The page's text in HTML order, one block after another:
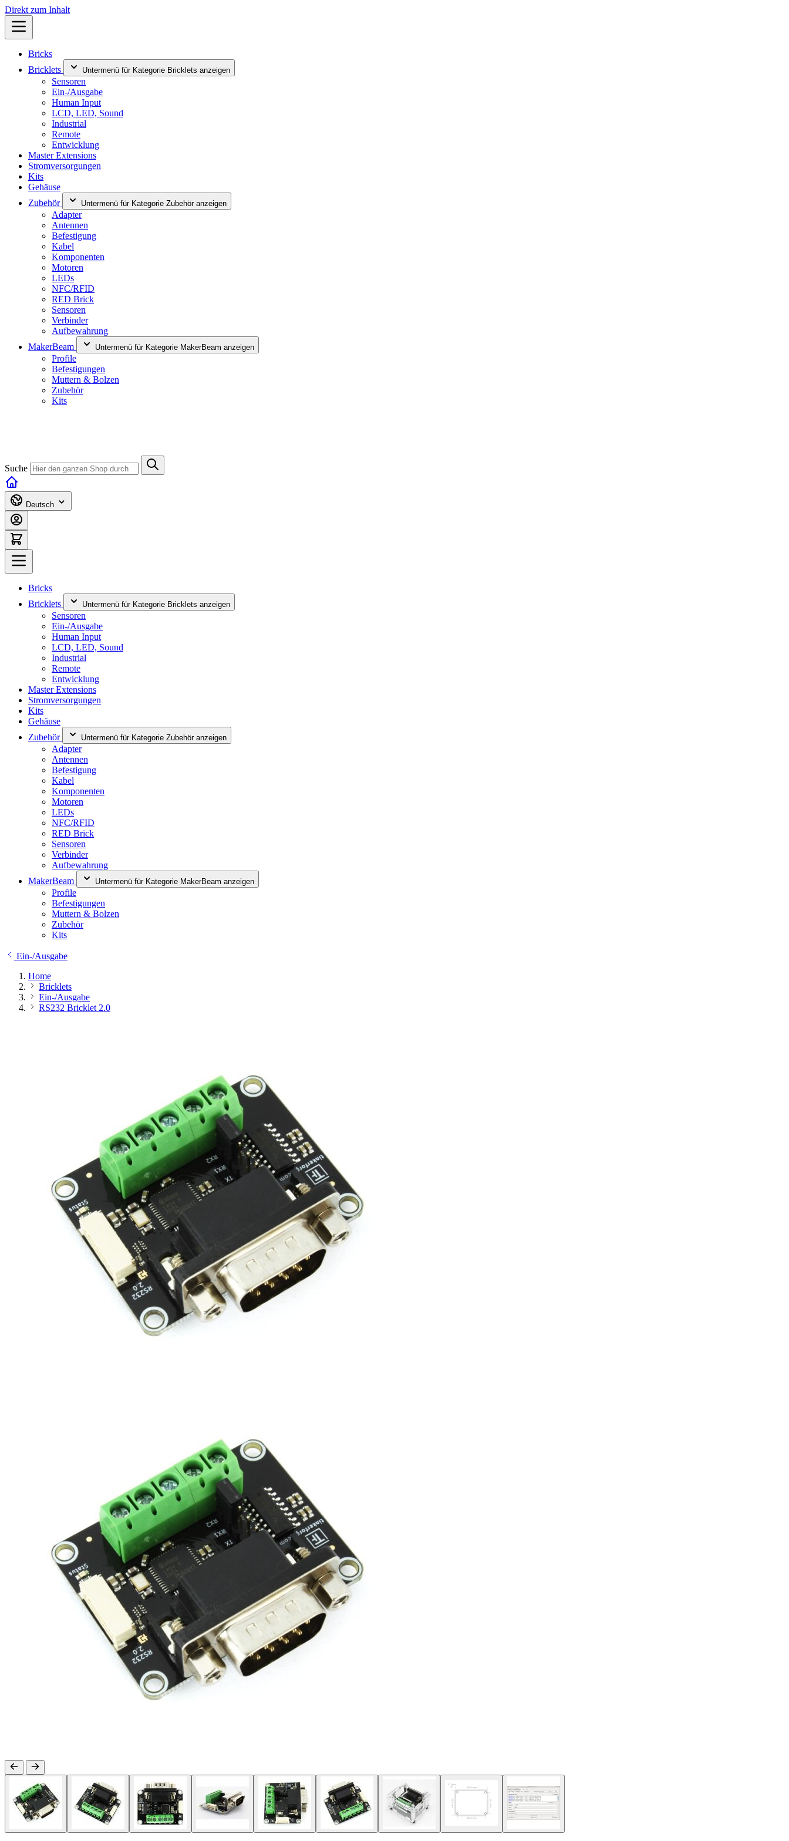
Direkt zum Inhalt
Bricks
Bricklets
Untermenü für Kategorie Bricklets anzeigen
Sensoren
Ein-/Ausgabe
Human Input
LCD, LED, Sound
Industrial
Remote
Entwicklung
Master Extensions
Stromversorgungen
Kits
Gehäuse
Zubehör
Untermenü für Kategorie Zubehör anzeigen
Adapter
Antennen
Befestigung
Kabel
Komponenten
Motoren
LEDs
NFC/RFID
RED Brick
Sensoren
Verbinder
Aufbewahrung
MakerBeam
Untermenü für Kategorie MakerBeam anzeigen
Profile
Befestigungen
Muttern & Bolzen
Zubehör
Kits
Suche
Deutsch
Bricks
Bricklets
Untermenü für Kategorie Bricklets anzeigen
Sensoren
Ein-/Ausgabe
Human Input
LCD, LED, Sound
Industrial
Remote
Entwicklung
Master Extensions
Stromversorgungen
Kits
Gehäuse
Zubehör
Untermenü für Kategorie Zubehör anzeigen
Adapter
Antennen
Befestigung
Kabel
Komponenten
Motoren
LEDs
NFC/RFID
RED Brick
Sensoren
Verbinder
Aufbewahrung
MakerBeam
Untermenü für Kategorie MakerBeam anzeigen
Profile
Befestigungen
Muttern & Bolzen
Zubehör
Kits
Ein-/Ausgabe
Home
Bricklets
Ein-/Ausgabe
RS232 Bricklet 2.0